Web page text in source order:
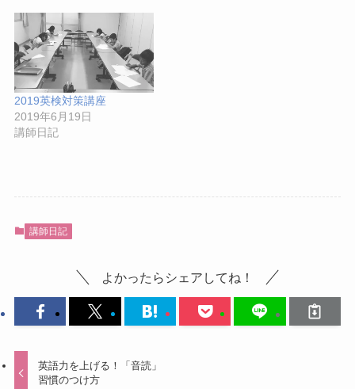
2019英検対策講座
2019年6月19日
講師日記
講師日記
よかったらシェアしてね！
英語力を上げる！「音読」
習慣のつけ方